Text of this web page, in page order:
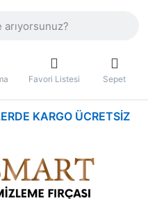
Favori Listesi Sepet
KARGO ÜCRETSIZ